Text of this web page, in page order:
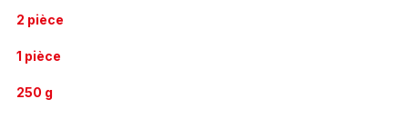
2 pièce
1 pièce
250 g